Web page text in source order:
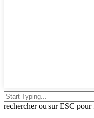
rechercher ou sur ESC pour